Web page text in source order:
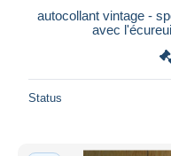
autocollant vintage -
avec
Status